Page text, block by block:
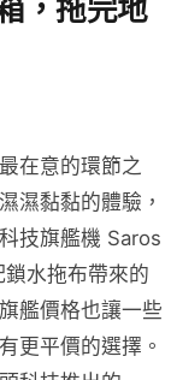
，拖完地
在意的環節之
濕黏黏的體驗，
技旗艦機 Saros
水拖布帶來的
艦價格也讓一些
更平價的選擇。